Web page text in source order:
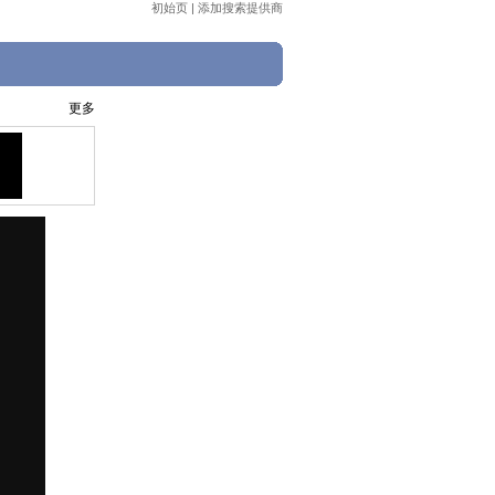
初始页 | 添加搜索提供商
更多